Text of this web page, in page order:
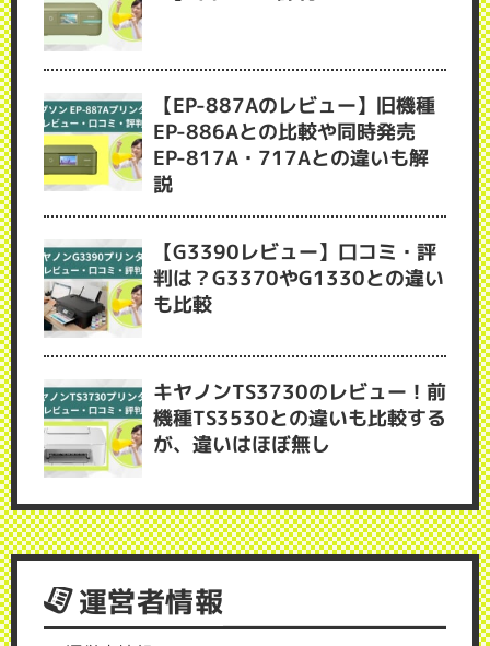
【EP-887Aのレビュー】旧機種
EP-886Aとの比較や同時発売
EP-817A・717Aとの違いも解
説
【G3390レビュー】口コミ・評
判は？G3370やG1330との違い
も比較
キヤノンTS3730のレビュー！前
機種TS3530との違いも比較する
が、違いはほぼ無し
運営者情報